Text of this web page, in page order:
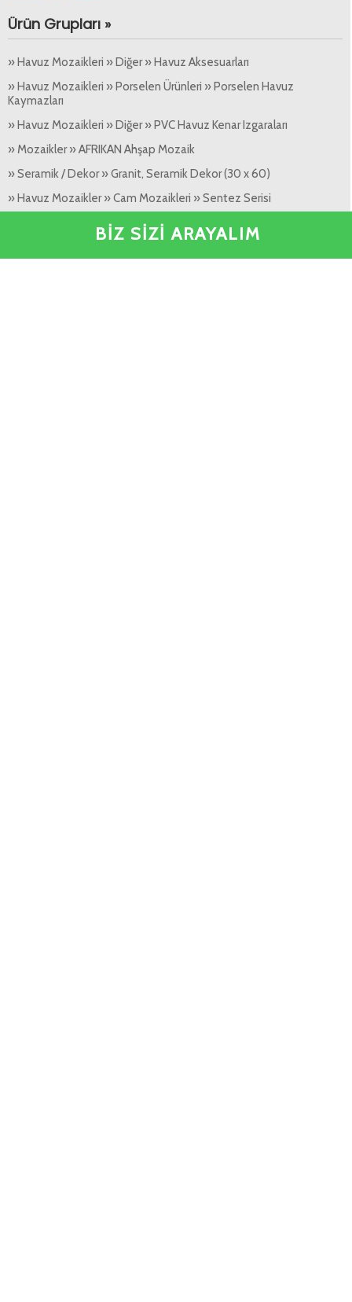
BİZ SİZİ ARAYALIM
Ürün Grupları »
» Havuz Mozaikleri » Diğer » Havuz Aksesuarları
» Havuz Mozaikleri » Porselen Ürünleri » Porselen Havuz
Kaymazları
» Havuz Mozaikleri » Diğer » PVC Havuz Kenar Izgaraları
» Mozaikler » AFRIKAN Ahşap Mozaik
» Seramik / Dekor » Granit, Seramik Dekor (30 x 60)
» Havuz Mozaikler » Cam Mozaikleri » Sentez Serisi
» Seramik / Dekor » Granit, Seramik Dekor (120 x 120)